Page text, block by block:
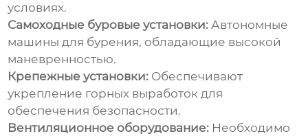
условиях.
Самоходные буровые установки: Автономные
машины для бурения, обладающие высокой
маневренностью.
Крепежные установки: Обеспечивают
укрепление горных выработок для
обеспечения безопасности.
Вентиляционное оборудование: Необходимо